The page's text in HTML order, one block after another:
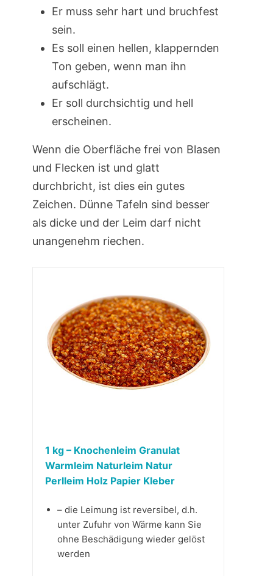
Er muss sehr hart und bruchfest
sein.
Es soll einen hellen, klappernden
Ton geben, wenn man ihn
aufschlägt.
Er soll durchsichtig und hell
erscheinen.
Wenn die Oberfläche frei von Blasen
und Flecken ist und glatt
durchbricht, ist dies ein gutes
Zeichen. Dünne Tafeln sind besser
als dicke und der Leim darf nicht
unangenehm riechen.
1 kg – Knochenleim Granulat
Warmleim Naturleim Natur
Perlleim Holz Papier Kleber
– die Leimung ist reversibel, d.h.
unter Zufuhr von Wärme kann Sie
ohne Beschädigung wieder gelöst
werden